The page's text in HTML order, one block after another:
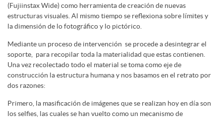
(Fujiinstax Wide) como herramienta de creación de nuevas
estructuras visuales. Al mismo tiempo se reflexiona sobre límites y
la dimensión de lo fotográfico y lo pictórico.
Mediante un proceso de intervención se procede a desintegrar el
soporte, para recopilar toda la materialidad que estas contienen.
Una vez recolectado todo el material se toma como eje de
construcción la estructura humana y nos basamos en el retrato por
dos razones:
Primero, la masificación de imágenes que se realizan hoy en día son
los selfies, las cuales se han vuelto como un mecanismo de